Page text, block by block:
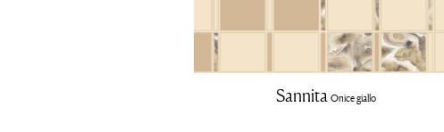
SannitaOnice giallo